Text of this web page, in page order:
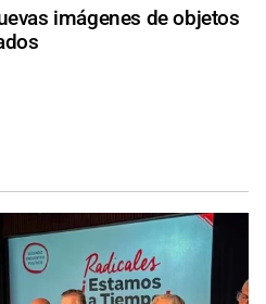
imágenes de objetos